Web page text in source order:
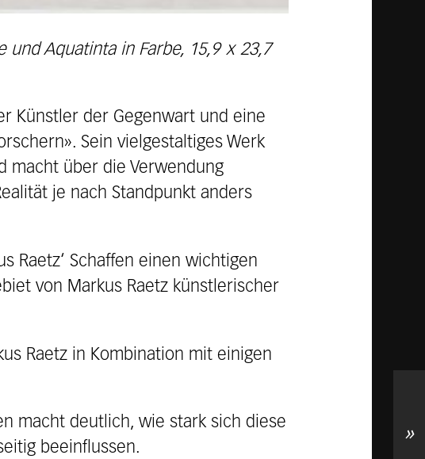
und Aquatinta in Farbe, 15,9 x 23,7
Künstler der Gegenwart und eine
Sein vielgestaltiges Werk
macht über die Verwendung
je nach Standpunkt anders
Raetz‘ Schaffen einen wichtigen
von Markus Raetz künstlerischer
Raetz in Kombination mit einigen
macht deutlich, wie stark sich diese
beeinflussen.
»